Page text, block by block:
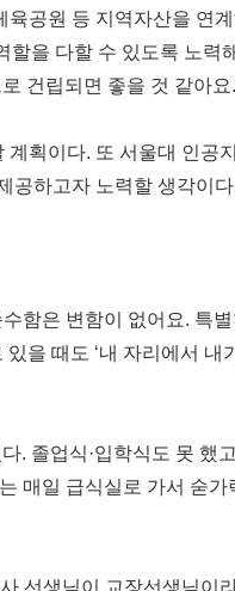
공원 등 지역자산을 연
을 다할 수 있도록 노력
건립되면 좋을 것 같아요
획이다. 또 서울대 인공
공하고자 노력할 생각이
함은 변함이 없어요. 특별
을 때도 ‘내 자리에서 내
. 졸업식·입학식도 못 했
매일 급식실로 가서 숟가
선생님이 교장선생님이